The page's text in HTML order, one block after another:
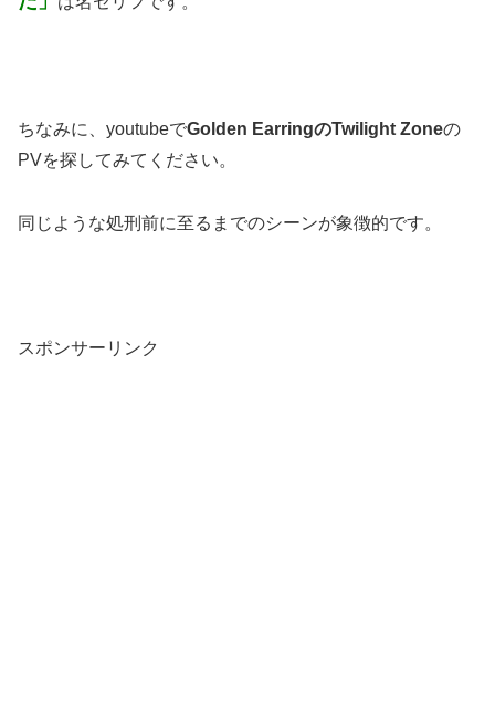
ちなみに、youtubeでGolden EarringのTwilight Zoneの
PVを探してみてください。
同じような処刑前に至るまでのシーンが象徴的です。
スポンサーリンク